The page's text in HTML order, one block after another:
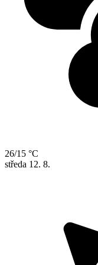
26/15 °C
středa 12. 8.